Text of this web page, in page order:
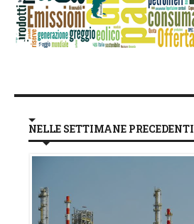
NELLE SETTIMANE PRECEDENTI